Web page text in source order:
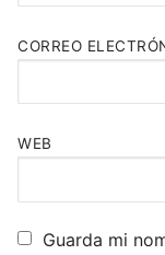
CORREO
WEB
Guarda mi